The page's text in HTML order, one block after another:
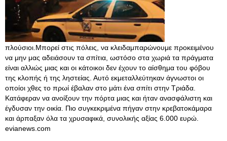
πλούσιοι.Μπορεί στις πόλεις, να κλειδαμπαρώνουμε προκειμένου
να μην μας αδειάσουν τα σπίτια, ωστόσο στα χωριά τα πράγματα
είναι αλλιώς μιας και οι κάτοικοι δεν έχουν το αίσθημα του φόβου
της κλοπής ή της ληστείας. Αυτό εκμεταλλεύτηκαν άγνωστοι οι
οποίοι χθες το πρωί έβαλαν στο μάτι ένα σπίτι στην Τριάδα.
Κατάφεραν να ανοίξουν την πόρτα μιας και ήταν ανασφάλιστη και
έγδυσαν την οικία. Πιο συγκεκριμένα πήγαν στην κρεβατοκάμαρα
και άρπαξαν όλα τα χρυσαφικά, συνολικής αξίας 6.000 ευρώ.
evianews.com